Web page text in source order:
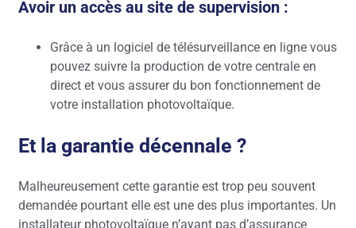
Avoir un accès au site de supervision :
Grâce à un logiciel de télésurveillance en ligne vous
pouvez suivre la production de votre centrale en
direct et vous assurer du bon fonctionnement de
votre installation photovoltaïque.
Et la garantie décennale ?
Malheureusement cette garantie est trop peu souvent
demandée pourtant elle est une des plus importantes. Un
installateur photovoltaïque n’ayant pas d’assurance